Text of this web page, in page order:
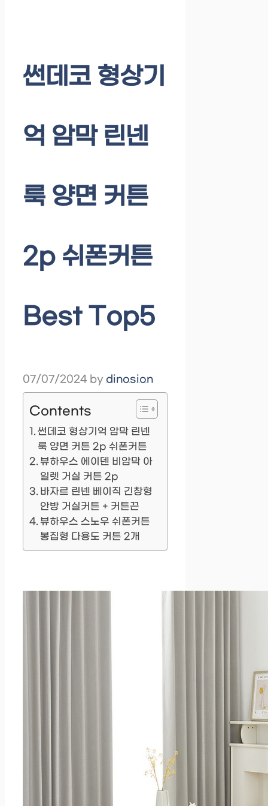
썬데코 형상기
억 암막 린넨
룩 양면 커튼
2p 쉬폰커튼
Best Top5
07/07/2024 by dinosion
Contents
썬데코 형상기억 암막 린넨
룩 양면 커튼 2p 쉬폰커튼
뷰하우스 에이덴 비암막 아
일렛 거실 커튼 2p
바자르 린넨 베이직 긴창형
안방 거실커튼 + 커튼끈
뷰하우스 스노우 쉬폰커튼
봉집형 다용도 커튼 2개